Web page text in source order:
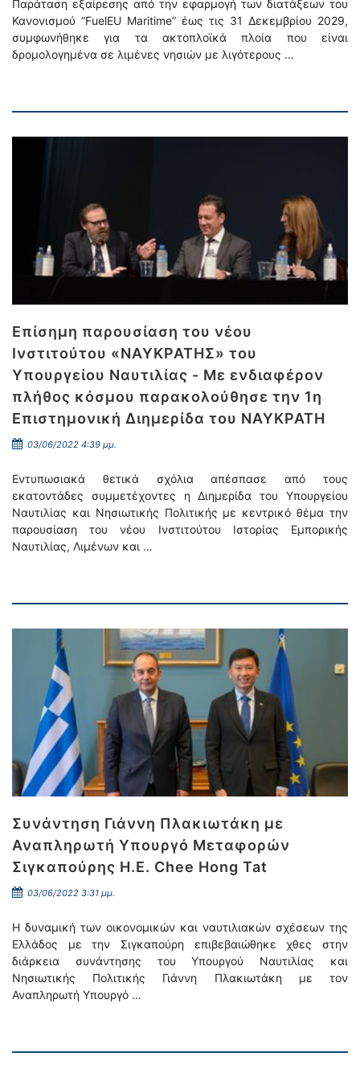
Παράταση εξαίρεσης από την εφαρμογή των διατάξεων του
Κανονισμού “FuelEU Maritime” έως τις 31 Δεκεμβρίου 2029,
συμφωνήθηκε για τα ακτοπλοϊκά πλοία που είναι
δρομολογημένα σε λιμένες νησιών με λιγότερους …
Επίσημη παρουσίαση του νέου
Ινστιτούτου «ΝΑΥΚΡΑΤΗΣ» του
Υπουργείου Ναυτιλίας - Με ενδιαφέρον
πλήθος κόσμου παρακολούθησε την 1η
Επιστημονική Διημερίδα του ΝΑΥΚΡΑΤΗ
03/06/2022 4:39 μμ.
Εντυπωσιακά θετικά σχόλια απέσπασε από τους
εκατοντάδες συμμετέχοντες η Διημερίδα του Υπουργείου
Ναυτιλίας και Νησιωτικής Πολιτικής με κεντρικό θέμα την
παρουσίαση του νέου Ινστιτούτου Ιστορίας Εμπορικής
Ναυτιλίας, Λιμένων και …
Συνάντηση Γιάννη Πλακιωτάκη με
Αναπληρωτή Υπουργό Μεταφορών
Σιγκαπούρης H.E. Chee Hong Tat
03/06/2022 3:31 μμ.
Η δυναμική των οικονομικών και ναυτιλιακών σχέσεων της
Ελλάδος με την Σιγκαπούρη επιβεβαιώθηκε χθες στην
διάρκεια συνάντησης του Υπουργού Ναυτιλίας και
Νησιωτικής Πολιτικής Γιάννη Πλακιωτάκη με τον
Αναπληρωτή Υπουργό …